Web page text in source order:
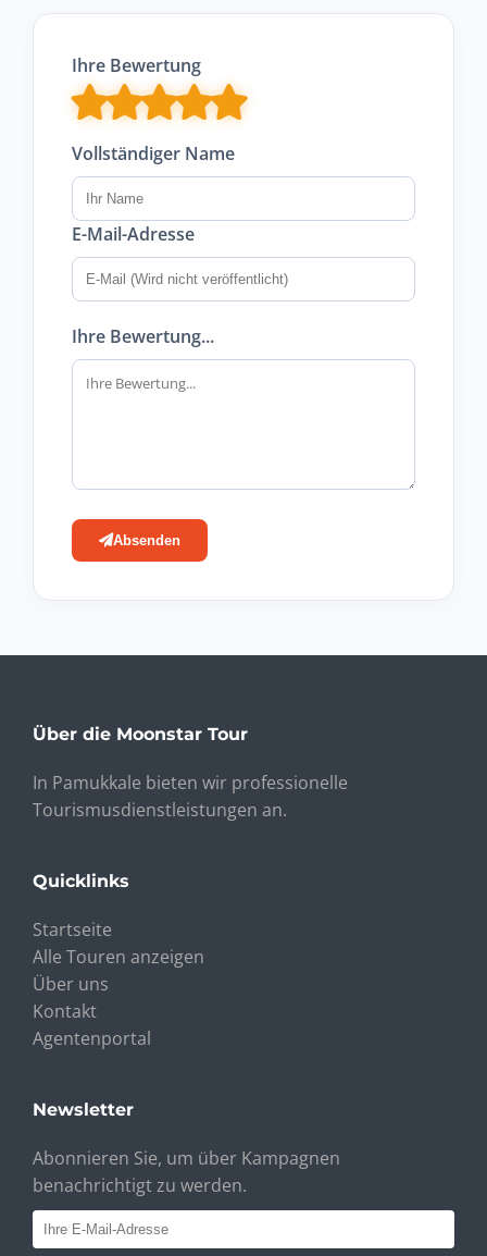
Ihre Bewertung
Vollständiger Name
E-Mail-Adresse
Ihre Bewertung...
Absenden
Über die Moonstar Tour
In Pamukkale bieten wir professionelle
Tourismusdienstleistungen an.
Quicklinks
Startseite
Alle Touren anzeigen
Über uns
Kontakt
Agentenportal
Newsletter
Abonnieren Sie, um über Kampagnen
benachrichtigt zu werden.